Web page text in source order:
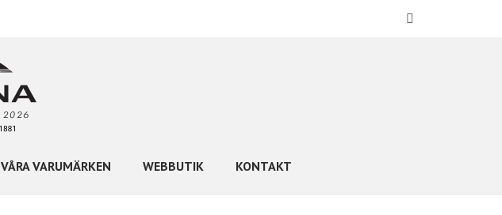
VÅRA VARUMÄRKEN WEBBUTIK KONTAKT